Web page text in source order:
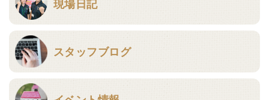
現場日記
スタッフブログ